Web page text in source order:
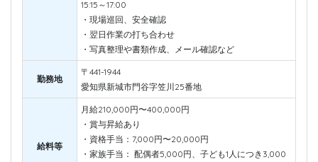
15:15～17:00
・現場巡回、安全確認
・翌日作業の打ち合わせ
・写真整理や書類作成、メール確認など
勤務地
〒441-1944
愛知県新城市門谷字笠川25番地
給料等
月給210,000円〜400,000円
・賞与昇給あり
・資格手当：7,000円〜20,000円
・家族手当： 配偶者5,000円、子ども1人につき3,000